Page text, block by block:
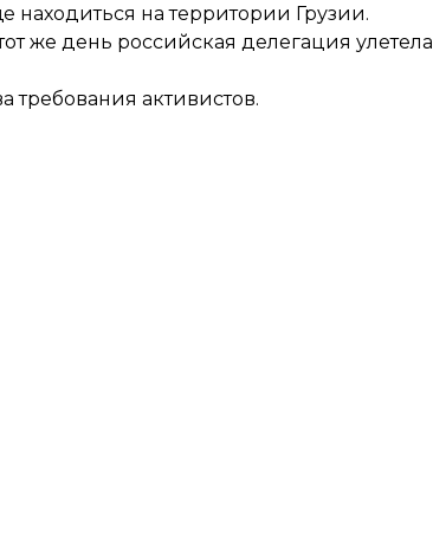
находиться на территории Грузии.
же день российская делегация улетела
требования активистов.